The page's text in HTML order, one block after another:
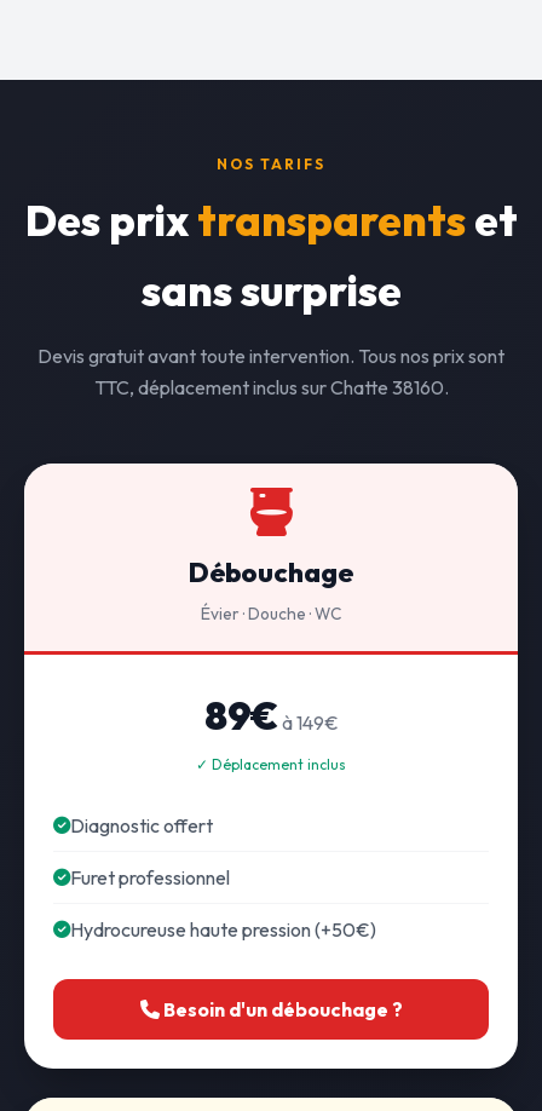
NOS TARIFS
Des prixtransparentset
sans surprise
Devis gratuit avant toute intervention. Tous nos prix sont
TTC, déplacement inclus sur Chatte 38160.
Débouchage
Évier · Douche · WC
89€ à 149€
✓ Déplacement inclus
Diagnostic offert
Furet professionnel
Hydrocureuse haute pression (+50€)
Besoin d'un débouchage ?